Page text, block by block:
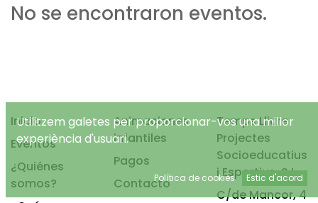
No se encontraron eventos.
Inicio
Eventos
¿Quiénes
somos?
Animaciones
infantiles
Pagos
Contacto
Temps Lliure
Projectes
Socioeducatius
i Esportius, S.L.
C/de Mancor, 4
Utilitzem galetes per proporcionar-vos una millor
experiència d'usuari.
Política de cookies Estic d'acord